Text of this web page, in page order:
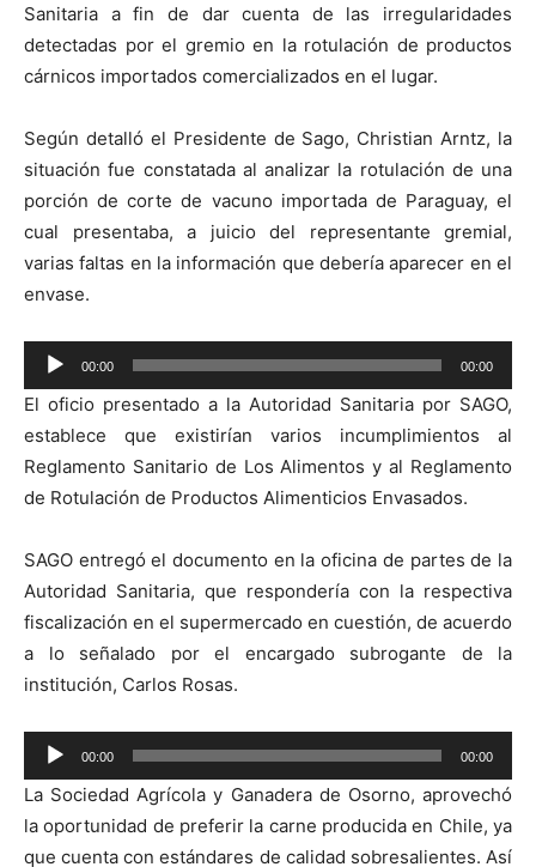
Sanitaria a fin de dar cuenta de las irregularidades
detectadas por el gremio en la rotulación de productos
cárnicos importados comercializados en el lugar.
Según detalló el Presidente de Sago, Christian Arntz, la
situación fue constatada al analizar la rotulación de una
porción de corte de vacuno importada de Paraguay, el
cual presentaba, a juicio del representante gremial,
varias faltas en la información que debería aparecer en el
envase.
Reproductor
de
audio
00:00 00:00
El oficio presentado a la Autoridad Sanitaria por SAGO,
establece que existirían varios incumplimientos al
Reglamento Sanitario de Los Alimentos y al Reglamento
de Rotulación de Productos Alimenticios Envasados.
SAGO entregó el documento en la oficina de partes de la
Autoridad Sanitaria, que respondería con la respectiva
fiscalización en el supermercado en cuestión, de acuerdo
a lo señalado por el encargado subrogante de la
institución, Carlos Rosas.
Reproductor
de
audio
00:00 00:00
La Sociedad Agrícola y Ganadera de Osorno, aprovechó
la oportunidad de preferir la carne producida en Chile, ya
que cuenta con estándares de calidad sobresalientes. Así